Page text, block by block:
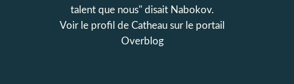
talent que nous" disait Nabokov.
Voir le profil de Catheau sur le portail
Overblog